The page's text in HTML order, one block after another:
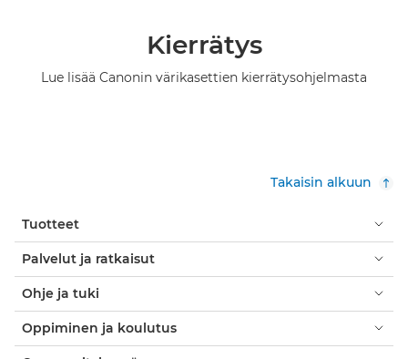
Kierrätys
Lue lisää Canonin värikasettien kierrätysohjelmasta
Takaisin alkuun
Tuotteet
Palvelut ja ratkaisut
Ohje ja tuki
Oppiminen ja koulutus